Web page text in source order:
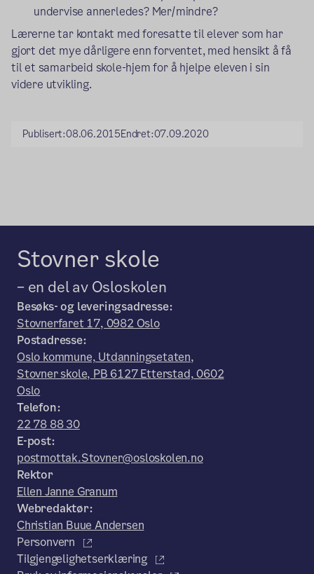
undervise annerledes? Mer/mindre?
Lærerne tar kontakt med foresatte til elever som har
gjort det mye dårligere enn forventet, med hensikt å få
til et samarbeid skole-hjem for å hjelpe eleven i sin
videre utvikling.
Publisert:08.06.2015Endret:07.09.2020
Stovner skole
– en del av Osloskolen
Besøks- og leveringsadresse:
Stovnerfaret 17, 0982 Oslo
Postadresse:
Oslo kommune, Utdanningsetaten,
Stovner skole, PB 6127 Etterstad, 0602
Oslo
Telefon:
22 78 88 30
E-post:
postmottak.Stovner@osloskolen.no
Rektor
Ellen Janne Granum
Webredaktør:
Christian Buue Andersen
Personvern
Tilgjengelighetserklæring